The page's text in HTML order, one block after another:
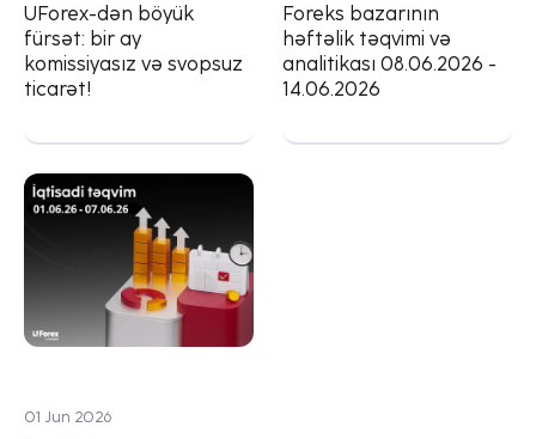
UForex-dən böyük
fürsət: bir ay
komissiyasız və svopsuz
ticarət!
Foreks bazarının
həftəlik təqvimi və
analitikası 08.06.2026 -
14.06.2026
01 Jun 2026